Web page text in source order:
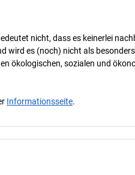
nicht, dass es keinerlei
wird es (noch) nicht als
ökologischen, sozialen und
Informationsseite.